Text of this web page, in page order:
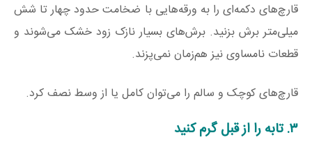
قارچ‌های دکمه‌ای را به ورقه‌هایی با ضخامت حدود چهار تا شش
میلی‌متر برش بزنید. برش‌های بسیار نازک زود خشک می‌شوند و
قطعات نامساوی نیز هم‌زمان نمی‌پزند.
قارچ‌های کوچک و سالم را می‌توان کامل یا از وسط نصف کرد.
۳. تابه را از قبل گرم کنید